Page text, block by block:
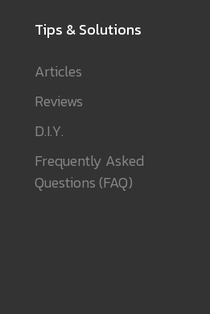
Tips & Solutions
Articles
Reviews
D.I.Y.
Frequently Asked
Questions (FAQ)